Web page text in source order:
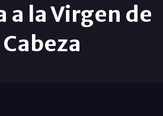
a la Virgen de
Cabeza